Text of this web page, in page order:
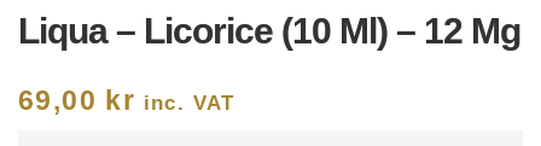
Liqua – Licorice (10 Ml) – 12 Mg
69,00 kr inc. VAT